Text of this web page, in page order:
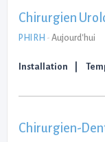
Chirurgien
PHI RH - Aujourd'hui
Installation
Chirurgien-